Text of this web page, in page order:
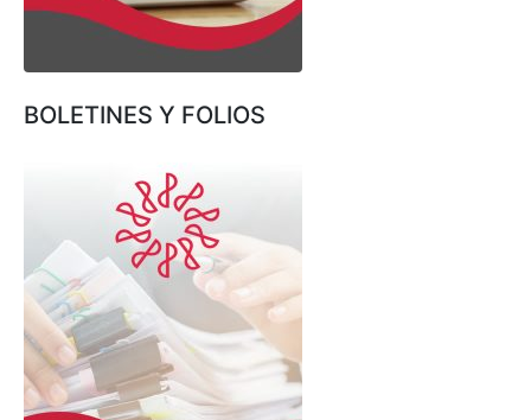
BOLETINES Y FOLIOS